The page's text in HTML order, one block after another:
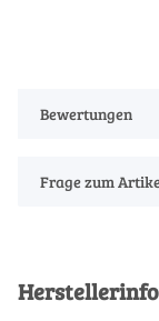
Bewertungen
Frage zum